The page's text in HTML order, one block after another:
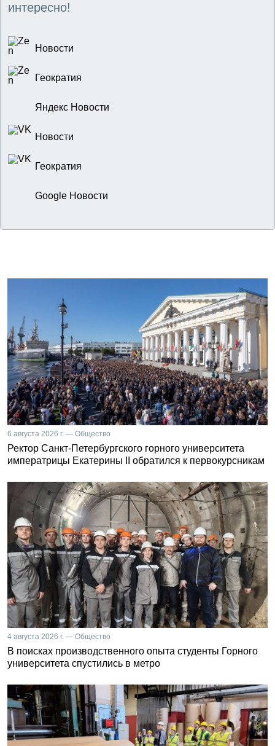
интересно!
Новости
Геократия
Яндекс Новости
Новости
Геократия
Google Новости
6 августа 2026 г. — Общество
Ректор Санкт-Петербургского горного университета
императрицы Екатерины II обратился к первокурсникам
4 августа 2026 г. — Общество
В поисках производственного опыта студенты Горного
университета спустились в метро